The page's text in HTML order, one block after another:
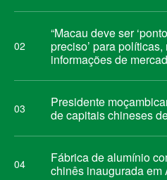
02
“Macau deve ser
preciso’ para
informações de
03
Presidente
de capitais chineses
04
Fábrica de alumínio
chinês inaugurada em